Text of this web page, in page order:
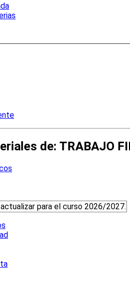
de: TRABAJO
para el curso 2026/2027.